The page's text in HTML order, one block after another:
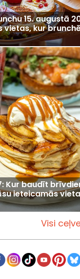
15. augustā
vietas, kur
Kur baudīt
ieteicamās
Visi